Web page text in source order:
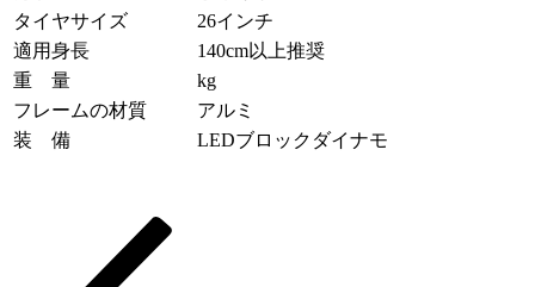
タイヤサイズ
26インチ
適用身長
140cm以上推奨
重 量
kg
フレームの材質
アルミ
装 備
LEDブロックダイナモ